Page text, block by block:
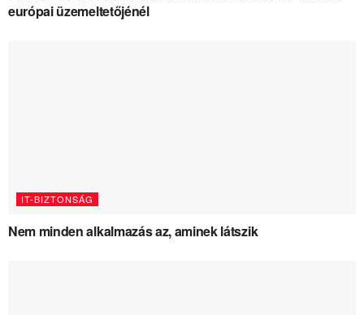
európai üzemeltetőjénél
IT-BIZTONSÁG
Nem minden alkalmazás az, aminek látszik